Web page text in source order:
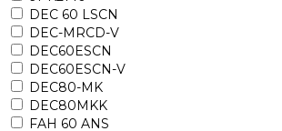
DEC 60 LSCN
DEC-MRCD-V
DEC60ESCN
DEC60ESCN-V
DEC80-MK
DEC80MKK
FAH 60 ANS